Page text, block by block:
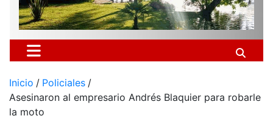
Inicio
Policiales
Asesinaron al empresario Andrés Blaquier para robarle
la moto